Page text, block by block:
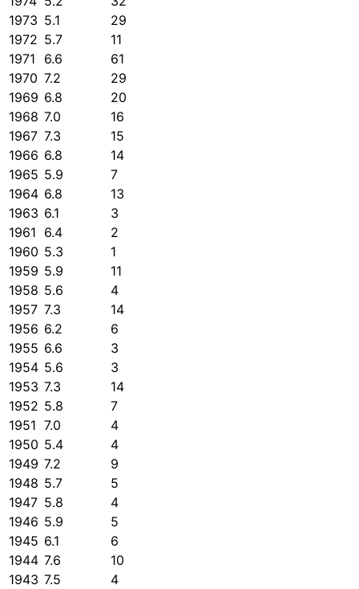
1973 5.1
29
1972 5.7
11
1971
6.6
61
1970 7.2
29
1969 6.8
20
1968 7.0
16
1967 7.3
15
1966 6.8
14
1965 5.9
7
1964 6.8
13
1963 6.1
3
1961 6.4
2
1960 5.3
1
1959 5.9
11
1958 5.6
4
1957 7.3
14
1956 6.2
6
1955 6.6
3
1954 5.6
3
1953 7.3
14
1952 5.8
7
1951 7.0
4
1950 5.4
4
1949 7.2
9
1948 5.7
5
1947 5.8
4
1946 5.9
5
1945 6.1
6
1944 7.6
10
1943 7.5
4